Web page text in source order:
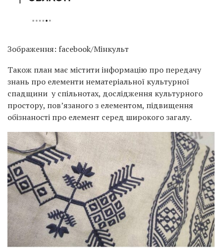
Зображення: facebook/Мінкульт
Також план має містити інформацію про передачу
знань про елементи нематеріальної культурної
спадщини у спільнотах, дослідження культурного
простору, пов’язаного з елементом, підвищення
обізнаності про елемент серед широкого загалу.